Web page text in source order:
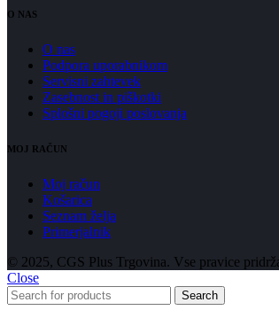
O NAS
O nas
Podpora uporabnikom
Servisni zahtevek
Zasebnost in piškotki
Splošni pogoji poslovanja
MOJ RAČUN
Moj račun
Košarica
Seznam želja
Primerjalnik
© 2025, CGS Plus Trgovina. Vse pravice
Close
Search